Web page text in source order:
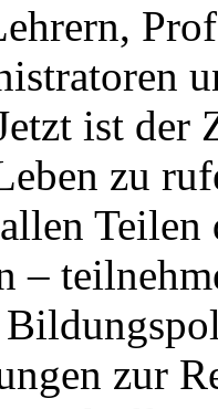
ist der
zu
–
zur